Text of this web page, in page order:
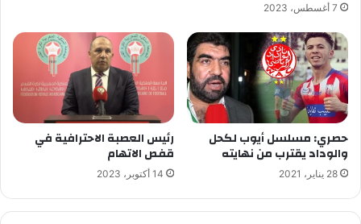
7 أغسطس، 2023
حصري: مسلسل أيوب لكحل
والوداد يقترب من نهايته
28 يناير، 2021
رئيس العصبة الاحترافية في
قفص الاتهام
14 أكتوبر، 2023